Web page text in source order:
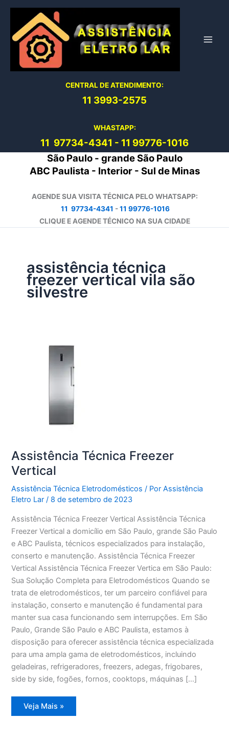
conteúdo
CENTRAL DE ATENDIMENTO:
11 3993-2575
WHASTAPP:
11 97734-4341 - 11 99776-1016
São Paulo - grande São Paulo
ABC Paulista - Interior - Sul de Minas
AGENDE SUA VISITA TÉCNICA PELO WHATSAPP:
11 97734-4341 -11 99776-1016
CLIQUE E AGENDE TÉCNICO NA SUA CIDADE
assistência técnica
freezer vertical vila são
silvestre
Assistência Técnica Freezer
Vertical
Assistência Técnica Eletrodomésticos / PorAssistência
Eletro Lar/ 8 de setembro de 2023
Assistência Técnica Freezer Vertical Assistência Técnica
Freezer Vertical a domicílio em São Paulo, grande São Paulo
e ABC Paulista, técnicos especializados para instalação,
conserto e manutenção. Assistência Técnica Freezer
Vertical Assistência Técnica Freezer Vertica em São Paulo:
Sua Solução Completa para Eletrodomésticos Quando se
trata de eletrodomésticos, ter um parceiro confiável para
instalação, conserto e manutenção é fundamental para
manter sua casa funcionando sem interrupções. Em São
Paulo, Grande São Paulo e ABC Paulista, estamos à
disposição para oferecer assistência técnica especializada
para uma ampla gama de eletrodomésticos, incluindo
geladeiras, refrigeradores, freezers, adegas, frigobares,
side by side, fogões, fornos, cooktops, máquinas […]
Assistência
Técnica
Veja Mais »